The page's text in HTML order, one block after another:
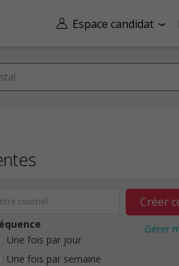
Espace candidat
Une fois par jour
Une fois par semaine
Créer
Gérer